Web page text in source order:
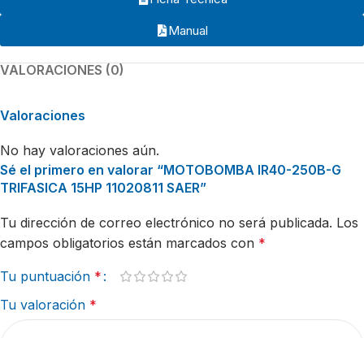
Manual
VALORACIONES (0)
Valoraciones
No hay valoraciones aún.
Sé el primero en valorar “MOTOBOMBA IR40-250B-G
TRIFASICA 15HP 11020811 SAER”
Tu dirección de correo electrónico no será publicada. Los
campos obligatorios están marcados con *
Tu puntuación *
Tu valoración *